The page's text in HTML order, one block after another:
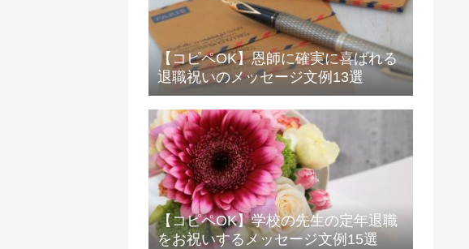
【コピペOK】恩師に確実に喜ばれる
退職祝いのメッセージ文例13選
【コピペOK】学校の先生の定年退職
をお祝いするメッセージ文例15選